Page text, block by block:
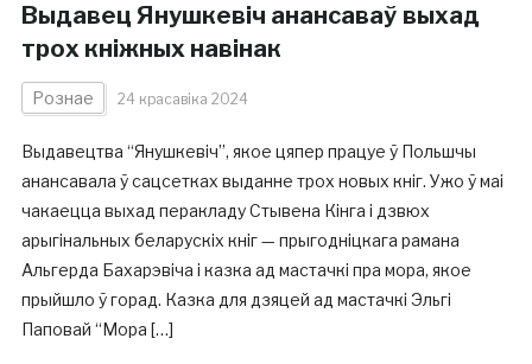
Выдавец Янушкевіч анансаваў выхад
трох кніжных навінак
Рознае 24 красавіка 2024
Выдавецтва “Янушкевіч”, якое цяпер працуе ў Польшчы
анансавала ў сацсетках выданне трох новых кніг. Ужо ў маі
чакаецца выхад перакладу Стывена Кінга і дзвюх
арыгінальных беларускіх кніг — прыгодніцкага рамана
Альгерда Бахарэвіча і казка ад мастачкі пра мора, якое
прыйшло ў горад. Казка для дзяцей ад мастачкі Эльгі
Паповай “Мора […]